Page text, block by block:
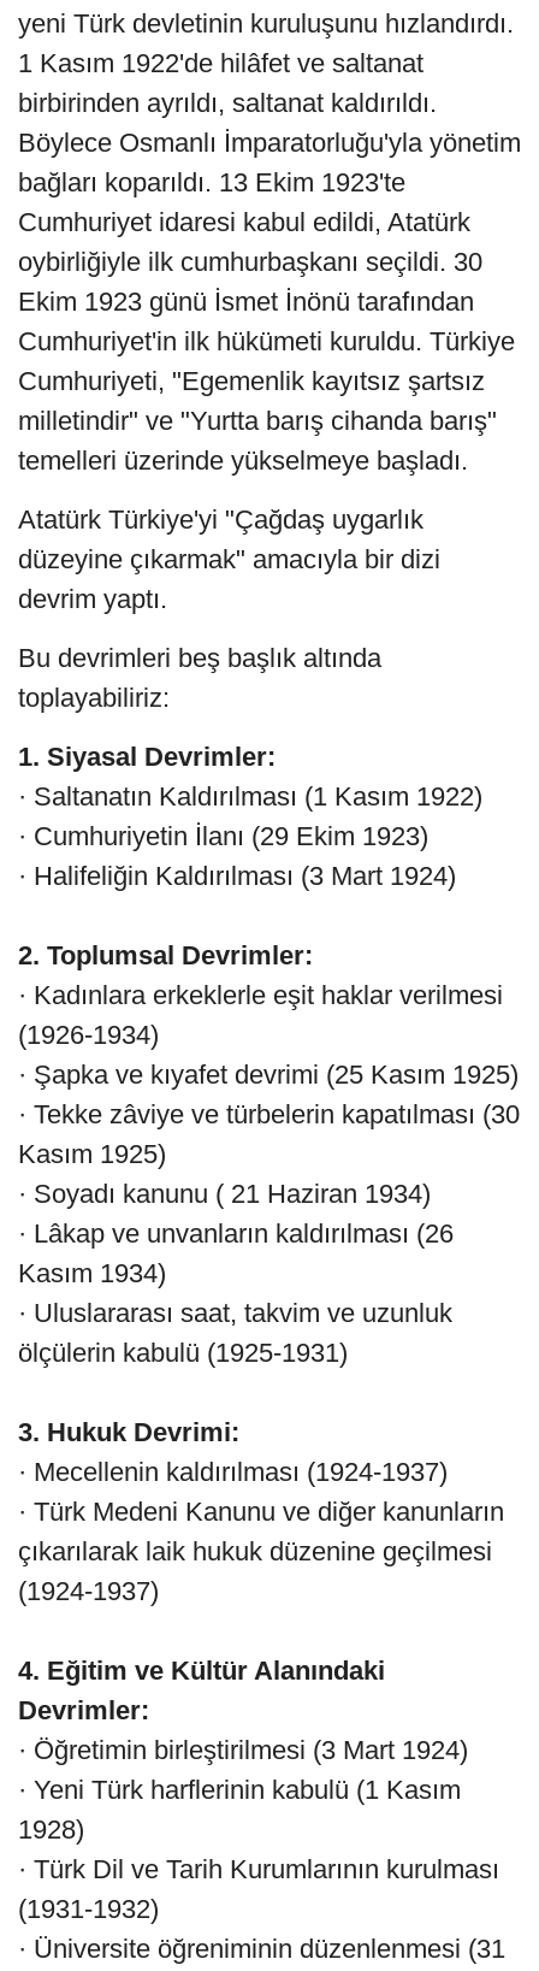
yeni Türk devletinin kuruluşunu hızlandırdı.
1 Kasım 1922'de hilâfet ve saltanat
birbirinden ayrıldı, saltanat kaldırıldı.
Böylece Osmanlı İmparatorluğu'yla yönetim
bağları koparıldı. 13 Ekim 1923'te
Cumhuriyet idaresi kabul edildi, Atatürk
oybirliğiyle ilk cumhurbaşkanı seçildi. 30
Ekim 1923 günü İsmet İnönü tarafından
Cumhuriyet'in ilk hükümeti kuruldu. Türkiye
Cumhuriyeti, "Egemenlik kayıtsız şartsız
milletindir" ve "Yurtta barış cihanda barış"
temelleri üzerinde yükselmeye başladı.
Atatürk Türkiye'yi "Çağdaş uygarlık
düzeyine çıkarmak" amacıyla bir dizi
devrim yaptı.
Bu devrimleri beş başlık altında
toplayabiliriz:
1. Siyasal Devrimler:
· Saltanatın Kaldırılması (1 Kasım 1922)
· Cumhuriyetin İlanı (29 Ekim 1923)
· Halifeliğin Kaldırılması (3 Mart 1924)
2. Toplumsal Devrimler:
· Kadınlara erkeklerle eşit haklar verilmesi
(1926-1934)
· Şapka ve kıyafet devrimi (25 Kasım 1925)
· Tekke zâviye ve türbelerin kapatılması (30
Kasım 1925)
· Soyadı kanunu ( 21 Haziran 1934)
· Lâkap ve unvanların kaldırılması (26
Kasım 1934)
· Uluslararası saat, takvim ve uzunluk
ölçülerin kabulü (1925-1931)
3. Hukuk Devrimi:
· Mecellenin kaldırılması (1924-1937)
· Türk Medeni Kanunu ve diğer kanunların
çıkarılarak laik hukuk düzenine geçilmesi
(1924-1937)
4. Eğitim ve Kültür Alanındaki
Devrimler:
· Öğretimin birleştirilmesi (3 Mart 1924)
· Yeni Türk harflerinin kabulü (1 Kasım
1928)
· Türk Dil ve Tarih Kurumlarının kurulması
(1931-1932)
· Üniversite öğreniminin düzenlenmesi (31